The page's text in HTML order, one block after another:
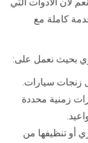
كاملة مع
بحيث نعمل على:
زنجات سيارات.
زمنية محددة
أو تنظيفها من